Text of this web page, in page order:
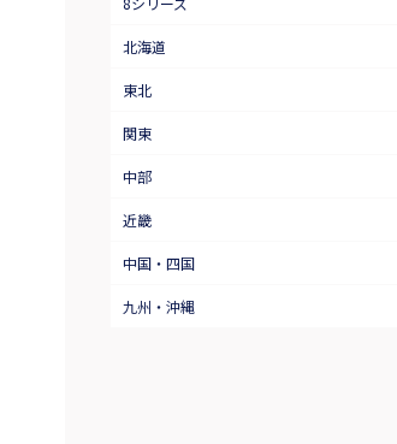
北海道
東北
関東
中部
近畿
中国・四国
九州・沖縄